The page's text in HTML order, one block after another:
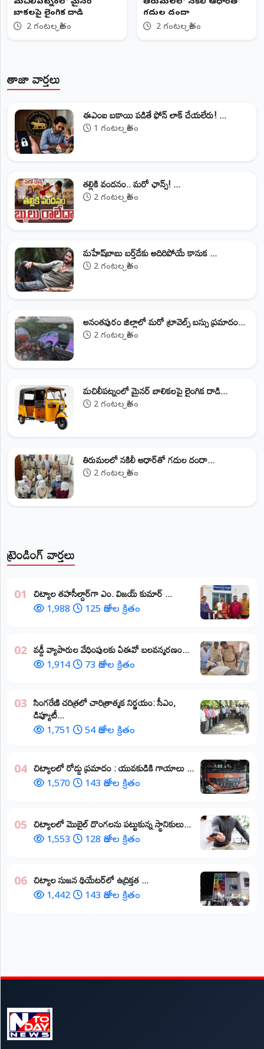
ట్రెండింగ్ వార్తలు
01 ​చిట్యాల తహసీల్దార్‌గా ఎం. విజయ్ కుమార్ ...
1,988 125 రోజుల క్రితం
02 వడ్డీ వ్యాపారుల వేధింపులకు ఏఈవో బలవన్మరణం...
1,914 73 రోజుల క్రితం
03 ​సింగరేణి చరిత్రలో చారిత్రాత్మక నిర్ణయం: సీఎం,
డిప్యూటీ...
1,751 54 రోజుల క్రితం
04 చిట్యాలలో రోడ్డు ప్రమాదం : యువకుడికి గాయాలు ​...
1,570 143 రోజుల క్రితం
05 చిట్యాలలో మొబైల్ దొంగలను పట్టుకున్న స్థానికులు...
1,553 128 రోజుల క్రితం
06 చిట్యాల సుజన థియేటర్‌లో ఉద్రిక్తత ...
1,442 143 రోజుల క్రితం
బాలికలపై లైంగిక దాడి
2 గంటల క్రితం
గదుల దందా
2 గంటల క్రితం
తాజా వార్తలు
ఈఎంఐ బకాయి పడితే ఫోన్‌ లాక్‌ చేయలేరు! ...
1 గంటల క్రితం
తల్లికి వందనం.. మరో ఛాన్స్! ...
2 గంటల క్రితం
మహేష్‌బాబు బర్త్‌డేకు అదిరిపోయే కానుక ...
2 గంటల క్రితం
అనంతపురం జిల్లాలో మరో ట్రావెల్స్‌ బస్సు ప్రమాదం...
2 గంటల క్రితం
మచిలీపట్నంలో మైనర్ బాలికలపై లైంగిక దాడి...
2 గంటల క్రితం
తిరుమలలో నకిలీ ఆధార్‌తో గదుల దందా...
2 గంటల క్రితం